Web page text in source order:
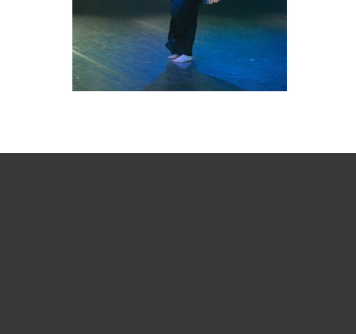
05 2026